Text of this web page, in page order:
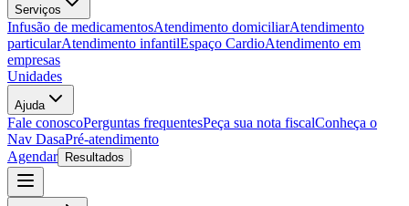
Serviços
Infusão de medicamentosAtendimento domiciliarAtendimento
particularAtendimento infantilEspaço CardioAtendimento em
empresas
Unidades
Ajuda
Fale conoscoPerguntas frequentesPeça sua nota fiscalConheça o
Nav DasaPré-atendimento
Agendar
Resultados